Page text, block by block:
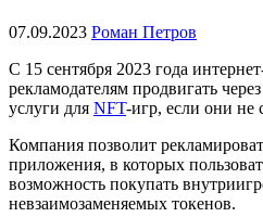
07.09.2023 Роман Петров
С 15 сентября 2023 года
рекламодателям продвигать
услуги для NFT-игр, если они не
Компания позволит
приложения, в которых
возможность покупать
невзаимозаменяемых токенов.